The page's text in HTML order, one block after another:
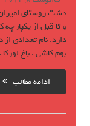
دشت روستای
و تا قبل از
دارد. نام تعدادی
بوم کاشی . باغ
ادامه مطالب